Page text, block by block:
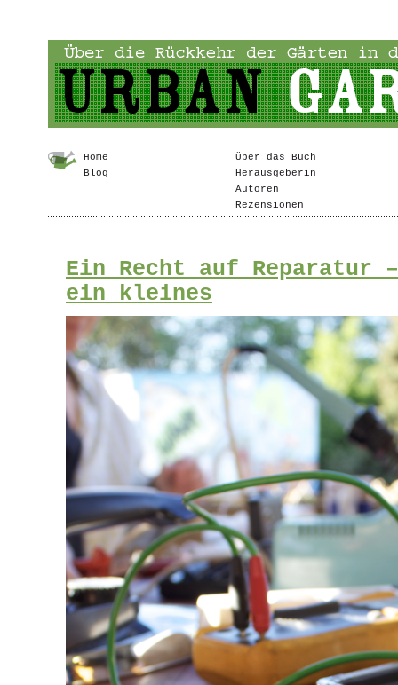
Home
Blog
Über das Buch
Herausgeberin
Autoren
Rezensionen
Ein Recht auf Reparatur
ein kleines